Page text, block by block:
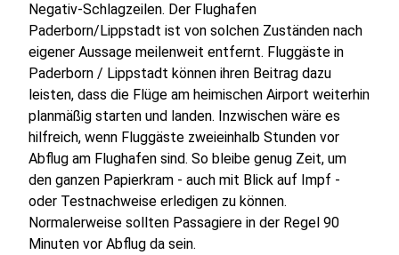
Negativ-Schlagzeilen. Der Flughafen
Paderborn/Lippstadt ist von solchen Zuständen nach
eigener Aussage meilenweit entfernt. Fluggäste in
Paderborn / Lippstadt können ihren Beitrag dazu
leisten, dass die Flüge am heimischen Airport weiterhin
planmäßig starten und landen. Inzwischen wäre es
hilfreich, wenn Fluggäste zweieinhalb Stunden vor
Abflug am Flughafen sind. So bleibe genug Zeit, um
den ganzen Papierkram - auch mit Blick auf Impf -
oder Testnachweise erledigen zu können.
Normalerweise sollten Passagiere in der Regel 90
Minuten vor Abflug da sein.